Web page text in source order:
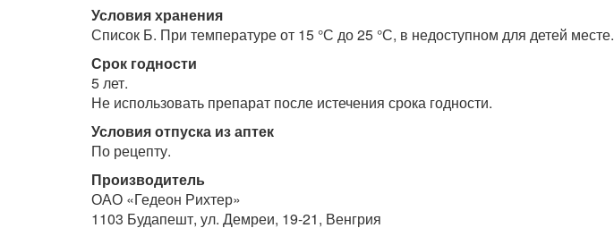
Условия хранения
Список Б. При температуре от 15 °С до 25 °С, в недоступном для детей месте.
Срок годности
5 лет.
Не использовать препарат после истечения срока годности.
Условия отпуска из аптек
По рецепту.
Производитель
ОАО «Гедеон Рихтер»
1103 Будапешт, ул. Демреи, 19-21, Венгрия